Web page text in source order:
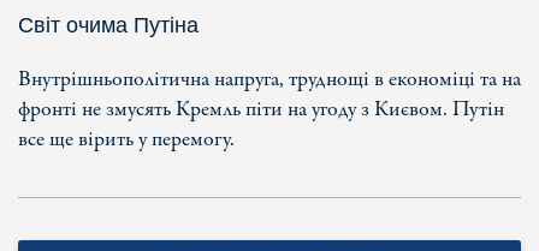
Світ очима Путіна
Внутрішньополітична напруга, труднощі в економіці та на
фронті не змусять Кремль піти на угоду з Києвом. Путін
все ще вірить у перемогу.